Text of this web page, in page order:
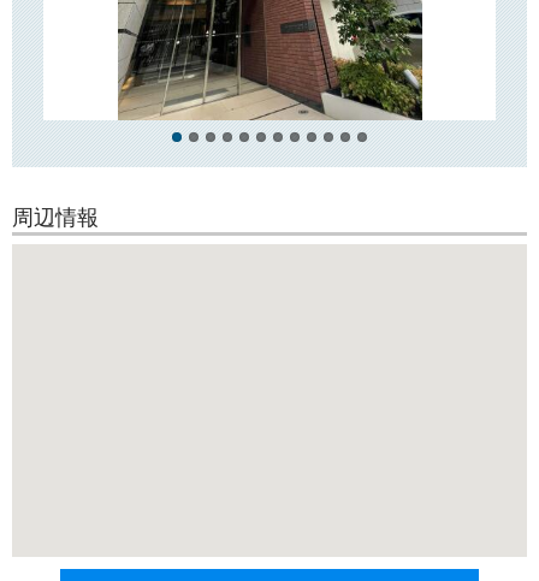
周辺情報